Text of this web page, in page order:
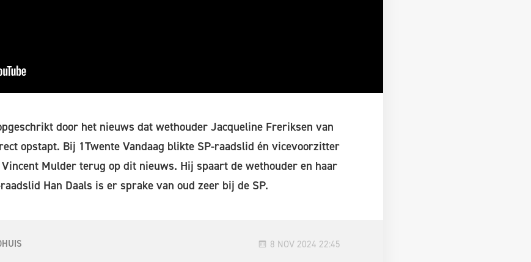
door het nieuws dat wethouder Jacqueline Freriksen van
opstapt. Bij 1Twente Vandaag blikte SP-raadslid én vicevoorzitter
Mulder terug op dit nieuws. Hij spaart de wethouder en haar
Han Daals is er sprake van oud zeer bij de SP.
8 NOV 2024 22:45